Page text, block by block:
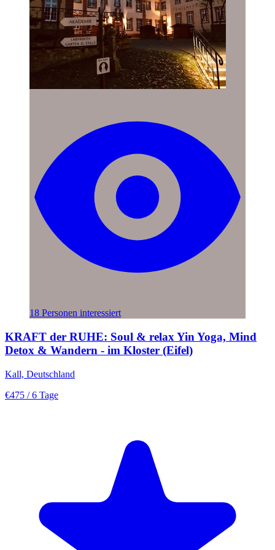
18 Personen interessiert
KRAFT der RUHE: Soul & relax Yin Yoga, Mind
Detox & Wandern - im Kloster (Eifel)
Kall, Deutschland
€475 / 6 Tage